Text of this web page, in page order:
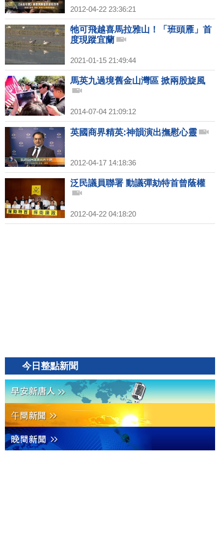
2012-04-22 23:36:21
牠可飛越喜馬拉雅山！「班頭雁」首
度現蹤宜蘭
2021-01-15 21:49:44
馬英九過境舊金山灣區 掀兩股旋風
2014-07-04 21:09:12
英國商界精英:神韻演出撫慰心靈
2012-04-17 14:18:36
泛民議員聯署 動議彈劾特首曾蔭權
2012-04-22 04:18:20
今日整點新聞